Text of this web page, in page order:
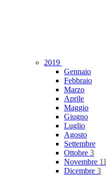
2019
Gennaio
Febbraio
Marzo
Aprile
Maggio
Giugno
Luglio
Agosto
Settembre
Ottobre 3
Novembre 11
Dicembre 3